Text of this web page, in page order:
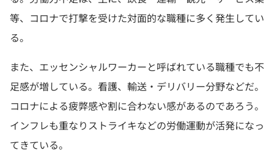
等、コロナで打撃を受けた対面的な職種に多く発生してい
る。
また、エッセンシャルワーカーと呼ばれている職種でも不
足感が増している。看護、輸送・デリバリー分野などだ。
コロナによる疲弊感や割に合わない感があるのであろう。
インフレも重なりストライキなどの労働運動が活発になっ
てきている。